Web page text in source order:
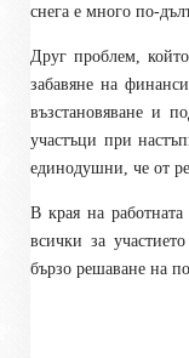
снега е много по-
Друг проблем,
забавяне на
възстановяване и
участъци при
единодушни, че от
В края на
всички за
бързо решаване на